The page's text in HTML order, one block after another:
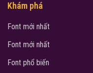
Khám phá
Font mới nhất
Font mới nhất
Font phổ biến